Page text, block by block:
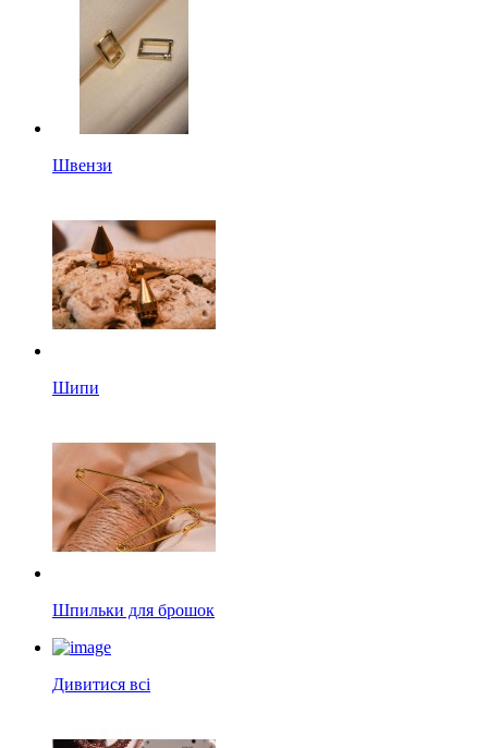
Швензи
Шипи
Шпильки для брошок
Дивитися всі